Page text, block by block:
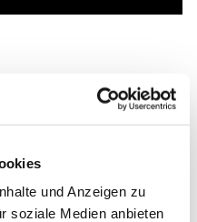
und Anzeigen zu
soziale Medien anbieten